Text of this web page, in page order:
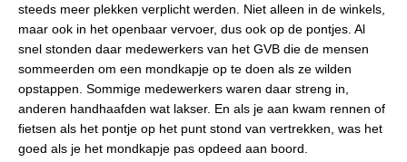
steeds meer plekken verplicht werden. Niet alleen in de winkels,
maar ook in het openbaar vervoer, dus ook op de pontjes. Al
snel stonden daar medewerkers van het GVB die de mensen
sommeerden om een mondkapje op te doen als ze wilden
opstappen. Sommige medewerkers waren daar streng in,
anderen handhaafden wat lakser. En als je aan kwam rennen of
fietsen als het pontje op het punt stond van vertrekken, was het
goed als je het mondkapje pas opdeed aan boord.